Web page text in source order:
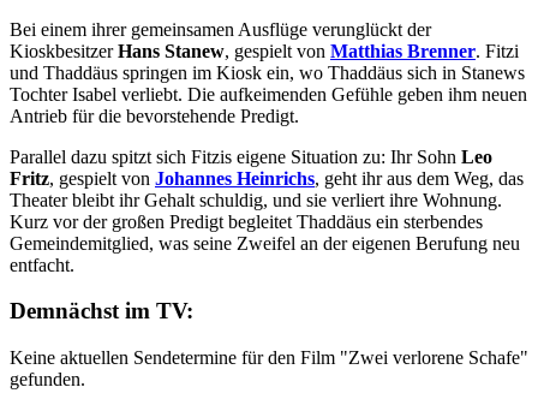
Bei einem ihrer gemeinsamen Ausflüge verunglückt der
KioskbesitzerHans Stanew, gespielt von Matthias Brenner. Fitzi
und Thaddäus springen im Kiosk ein, wo Thaddäus sich in Stanews
Tochter Isabel verliebt. Die aufkeimenden Gefühle geben ihm neuen
Antrieb für die bevorstehende Predigt.
Parallel dazu spitzt sich Fitzis eigene Situation zu: Ihr Sohn Leo
Fritz, gespielt von Johannes Heinrichs, geht ihr aus dem Weg, das
Theater bleibt ihr Gehalt schuldig, und sie verliert ihre Wohnung.
Kurz vor der großen Predigt begleitet Thaddäus ein sterbendes
Gemeindemitglied, was seine Zweifel an der eigenen Berufung neu
entfacht.
Demnächst im TV:
Keine aktuellen Sendetermine für den Film "Zwei verlorene Schafe"
gefunden.